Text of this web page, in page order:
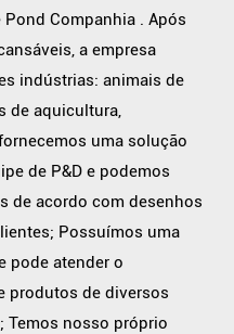
Pond Companhia . Após
a empresa
indústrias: animais de
de aquicultura,
uma solução
de P&D e podemos
de acordo com desenhos
Possuímos uma
pode atender o
produtos de diversos
Temos nosso próprio